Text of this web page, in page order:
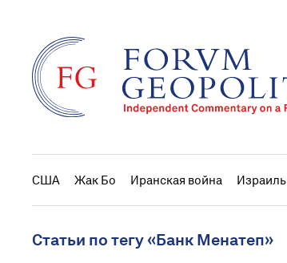
США Жак Бо Иранская война Израиль
Статьи по тегу «Банк Менатеп»